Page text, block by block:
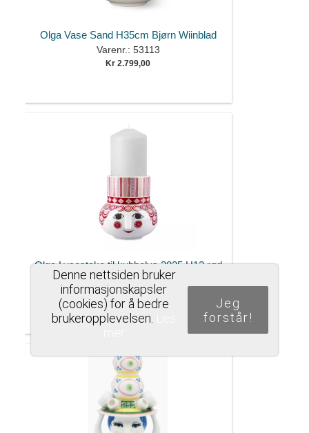
Olga Vase Sand H35cm Bjørn Wiinblad
Varenr.: 53113
Kr 2.799,00
Olga Lysestake til kubbelys 2025 H12 rød
Bjørn Wiinblad
Varenr.: 53125
Kr 499,00
Denne nettsiden bruker
informasjonskapsler
(cookies) for å bedre
brukeropplevelsen.
Jeg
forstår!